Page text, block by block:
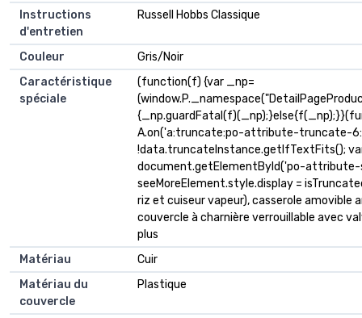
Instructions
d'entretien
Russell Hobbs Classique
Couleur
Gris/Noir
Caractéristique
spéciale
(function(f) {var _np=
A.on('a:truncate:po-attribute-truncate-
!data.truncateInstance.getIfTextFits();
document.getElementById('po-attribute-
seeMoreElement.style.display =
riz et cuiseur vapeur), casserole amovible
couvercle à charnière verrouillable avec
plus
Matériau
Cuir
Matériau du
couvercle
Plastique